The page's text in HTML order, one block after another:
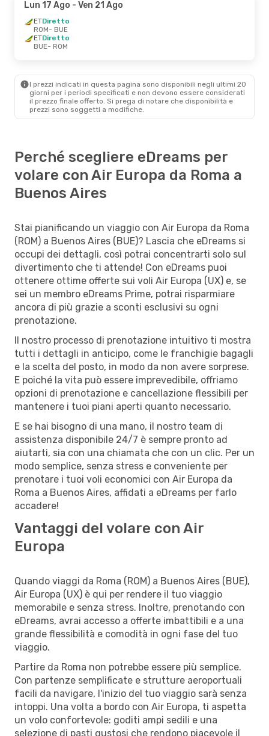
Lun 17 Ago - Ven 21 Ago
ETDiretto
ROM- BUE
ETDiretto
BUE- ROM
I prezzi indicati in questa pagina sono disponibili negli ultimi 20
giorni per i periodi specificati e non devono essere considerati
il ​​prezzo finale offerto. Si prega di notare che disponibilità e
prezzi sono soggetti a modifiche.
Perché scegliere eDreams per
volare con Air Europa da Roma a
Buenos Aires
Stai pianificando un viaggio con Air Europa da Roma
(ROM) a Buenos Aires (BUE)? Lascia che eDreams si
occupi dei dettagli, così potrai concentrarti solo sul
divertimento che ti attende! Con eDreams puoi
ottenere ottime offerte sui voli Air Europa (UX) e, se
sei un membro eDreams Prime, potrai risparmiare
ancora di più grazie a sconti esclusivi su ogni
prenotazione.
Il nostro processo di prenotazione intuitivo ti mostra
tutti i dettagli in anticipo, come le franchigie bagagli
e la scelta del posto, in modo da non avere sorprese.
E poiché la vita può essere imprevedibile, offriamo
opzioni di prenotazione e cancellazione flessibili per
mantenere i tuoi piani aperti quanto necessario.
E se hai bisogno di una mano, il nostro team di
assistenza disponibile 24/7 è sempre pronto ad
aiutarti, sia con una chiamata che con un clic. Per un
modo semplice, senza stress e conveniente per
prenotare i tuoi voli economici con Air Europa da
Roma a Buenos Aires, affidati a eDreams per farlo
accadere!
Vantaggi del volare con Air
Europa
Quando viaggi da Roma (ROM) a Buenos Aires (BUE),
Air Europa (UX) è qui per rendere il tuo viaggio
memorabile e senza stress. Inoltre, prenotando con
eDreams, avrai accesso a offerte imbattibili e a una
grande flessibilità e comodità in ogni fase del tuo
viaggio.
Partire da Roma non potrebbe essere più semplice.
Con partenze semplificate e strutture aeroportuali
facili da navigare, l'inizio del tuo viaggio sarà senza
intoppi. Una volta a bordo con Air Europa, ti aspetta
un volo confortevole: goditi ampi sedili e una
selezione di pasti gustosi che rendono piacevole il